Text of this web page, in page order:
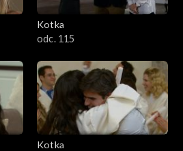
Kotka
odc. 115
Kotka